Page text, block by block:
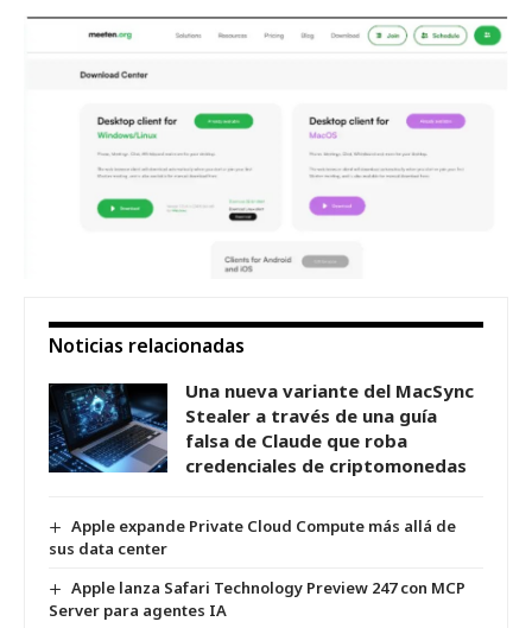
Noticias relacionadas
Una nueva variante del MacSync
Stealer a través de una guía
falsa de Claude que roba
credenciales de criptomonedas
Apple expande Private Cloud Compute más allá de
sus data center
Apple lanza Safari Technology Preview 247 con MCP
Server para agentes IA